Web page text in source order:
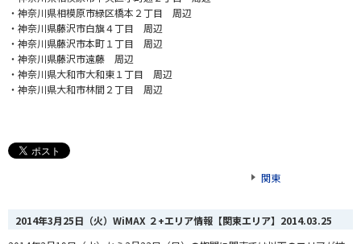
・神奈川県相模原市緑区橋本２丁目 周辺
・神奈川県藤沢市白旗４丁目 周辺
・神奈川県藤沢市本町１丁目 周辺
・神奈川県藤沢市遠藤 周辺
・神奈川県大和市大和東１丁目 周辺
・神奈川県大和市林間２丁目 周辺
関東
2014年3月25日（火）WiMAX ２+エリア情報【関東エリア】 2014.03.25